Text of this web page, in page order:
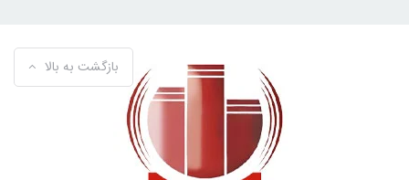
بازگشت به بالا